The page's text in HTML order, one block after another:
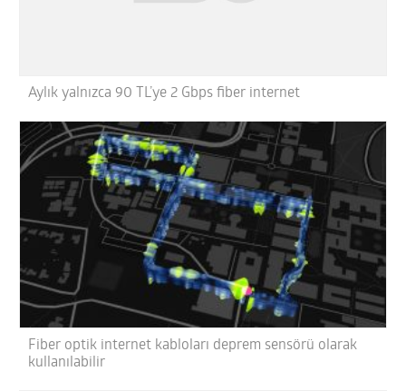
Aylık yalnızca 90 TL’ye 2 Gbps fiber internet
Fiber optik internet kabloları deprem sensörü olarak
kullanılabilir